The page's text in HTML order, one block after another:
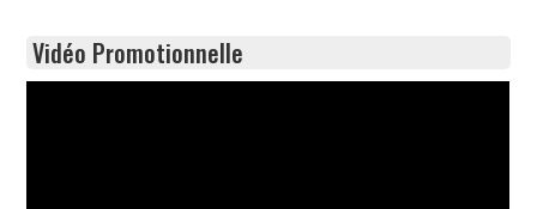
Vidéo Promotionnelle